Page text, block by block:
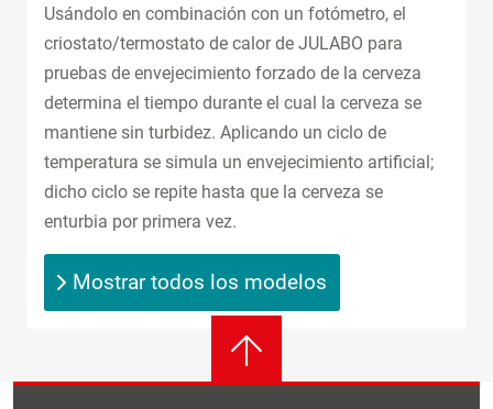
Usándolo en combinación con un fotómetro, el
criostato/termostato de calor de JULABO para
pruebas de envejecimiento forzado de la cerveza
determina el tiempo durante el cual la cerveza se
mantiene sin turbidez. Aplicando un ciclo de
temperatura se simula un envejecimiento artificial;
dicho ciclo se repite hasta que la cerveza se
enturbia por primera vez.
Mostrar todos los modelos